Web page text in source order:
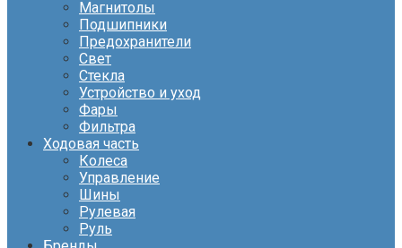
Магнитолы
Подшипники
Предохранители
Свет
Стекла
Устройство и уход
Фары
Фильтра
Ходовая часть
Колеса
Управление
Шины
Рулевая
Руль